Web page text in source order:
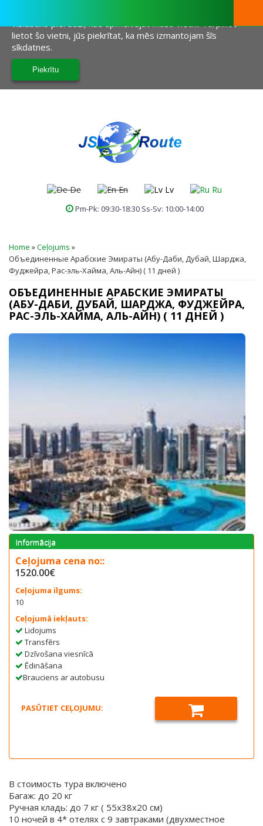
vislabāko pieredzi, kad apmeklējat mūsu vietni. Turpinot
lietot šo vietni, jūs piekrītat, ka mēs izmantojam šīs
sīkdatnes.
De En Lv Ru
Pm-Pk: 09:30-18:30 Ss-Sv: 10:00-14:00
JŪS ATRODATIES ŠEIT
Home »Ceļojums »
Объединенные Арабские Эмираты (Абу-Даби, Дубай, Шарджа,
Фуджейра, Рас-эль-Хайма, Аль-Айн) ( 11 дней )
ОБЪЕДИНЕННЫЕ АРАБСКИЕ ЭМИРАТЫ
(АБУ-ДАБИ, ДУБАЙ, ШАРДЖА, ФУДЖЕЙРА,
РАС-ЭЛЬ-ХАЙМА, АЛЬ-АЙН) ( 11 ДНЕЙ )
Informācija
Сeļojuma cena no::
1520.00€
Ceļojuma ilgums:
10
Ceļojumā iekļauts:
Lidojums
Transfērs
Dzīvošana viesnīcā
Ēdināšana
Brauciens ar autobusu
PASŪTIET CEĻOJUMU:
В стоимость тура включено
Багаж: до 20 кг
Ручная кладь: до 7 кг ( 55х38х20 см)
10 ночей в 4* отелях с 9 завтраками (двухместное